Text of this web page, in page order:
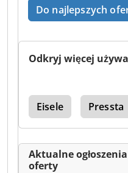
Do najlepszych
Odkryj więcej
Eisele Pressta
Aktualne
oferty